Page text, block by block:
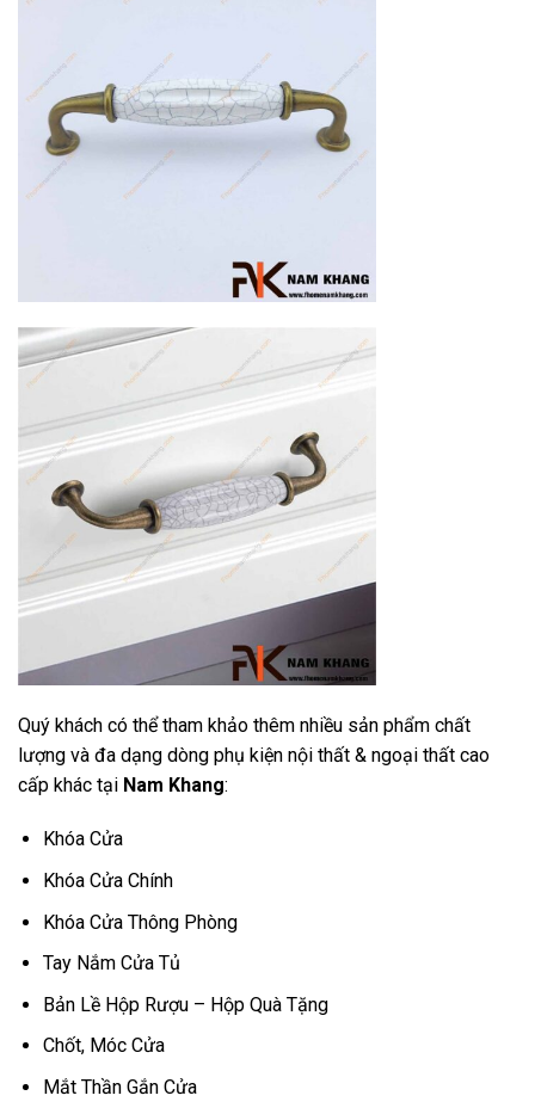
Quý khách có thể tham khảo thêm nhiều sản phẩm chất
lượng và đa dạng dòng phụ kiện nội thất & ngoại thất cao
cấp khác tại Nam Khang:
Khóa Cửa
Khóa Cửa Chính
Khóa Cửa Thông Phòng
Tay Nắm Cửa Tủ
Bản Lề Hộp Rượu – Hộp Quà Tặng
Chốt, Móc Cửa
Mắt Thần Gắn Cửa